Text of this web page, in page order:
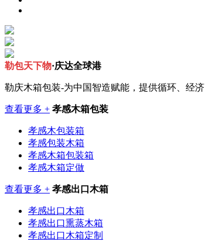
勒包天下物·庆达全球港
勒庆木箱包装-为中国智造赋能，提供循环、经
查看更多 + 孝感木箱包装
孝感木包装箱
孝感包装木箱
孝感木箱包装箱
孝感木箱定做
查看更多 + 孝感出口木箱
孝感出口木箱
孝感出口熏蒸木箱
孝感出口木箱定制